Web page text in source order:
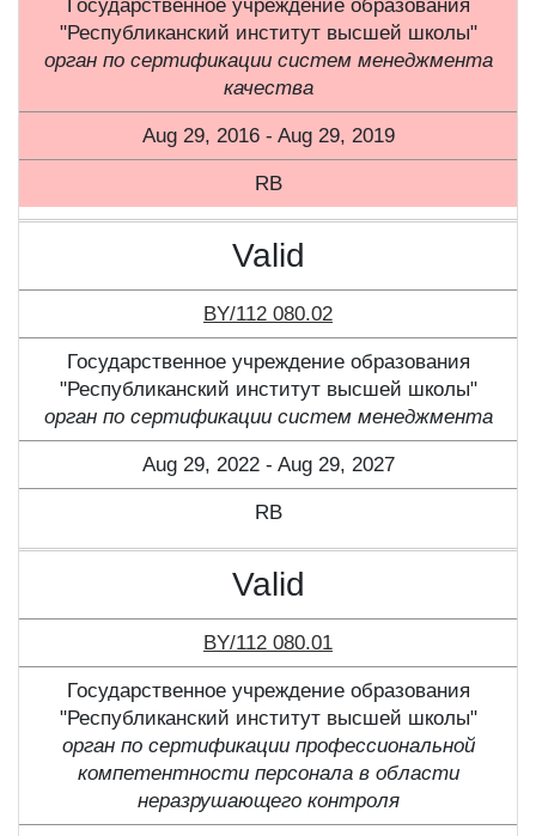
Государственное учреждение образования
"Республиканский институт высшей школы"
орган по сертификации систем менеджмента
качества
Aug 29, 2016 - Aug 29, 2019
RB
Valid
BY/112 080.02
Государственное учреждение образования
"Республиканский институт высшей школы"
орган по сертификации систем менеджмента
Aug 29, 2022 - Aug 29, 2027
RB
Valid
BY/112 080.01
Государственное учреждение образования
"Республиканский институт высшей школы"
орган по сертификации профессиональной
компетентности персонала в области
неразрушающего контроля